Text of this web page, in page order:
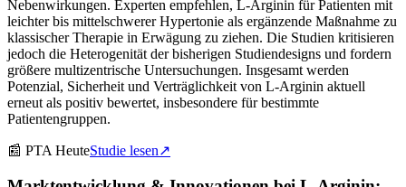
Nebenwirkungen. Experten empfehlen, L-Arginin für Patienten mit
leichter bis mittelschwerer Hypertonie als ergänzende Maßnahme zu
klassischer Therapie in Erwägung zu ziehen. Die Studien kritisieren
jedoch die Heterogenität der bisherigen Studiendesigns und fordern
größere multizentrische Untersuchungen. Insgesamt werden
Potenzial, Sicherheit und Verträglichkeit von L-Arginin aktuell
erneut als positiv bewertet, insbesondere für bestimmte
Patientengruppen.
📰 PTA HeuteStudie lesen↗